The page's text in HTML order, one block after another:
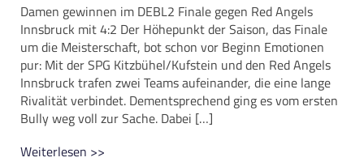
Damen gewinnen im DEBL2 Finale gegen Red Angels
Innsbruck mit 4:2 Der Höhepunkt der Saison, das Finale
um die Meisterschaft, bot schon vor Beginn Emotionen
pur: Mit der SPG Kitzbühel/Kufstein und den Red Angels
Innsbruck trafen zwei Teams aufeinander, die eine lange
Rivalität verbindet. Dementsprechend ging es vom ersten
Bully weg voll zur Sache. Dabei […]
Weiterlesen >>